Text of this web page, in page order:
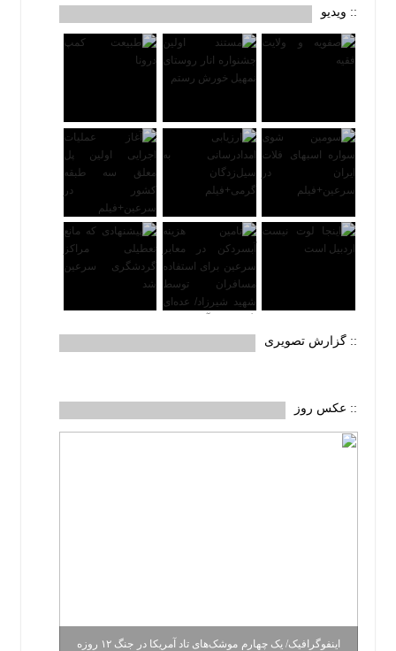
:: ویدیو
:: گزارش تصویری
:: عکس روز
اینفوگرافیک/ یک چهارم موشک‌های تاد آمریکا در جنگ ۱۲ روزه